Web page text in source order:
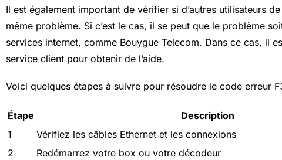
Il est également important de vérifier si d’autres utilisateurs
même problème. Si c’est le cas, il se peut que le problème
services internet, comme Bouygue Telecom. Dans ce cas, il
service client pour obtenir de l’aide.
Voici quelques étapes à suivre pour résoudre le code erreur
Étape
Description
1
Vérifiez les câbles Ethernet et les connexions
2
Redémarrez votre box ou votre décodeur